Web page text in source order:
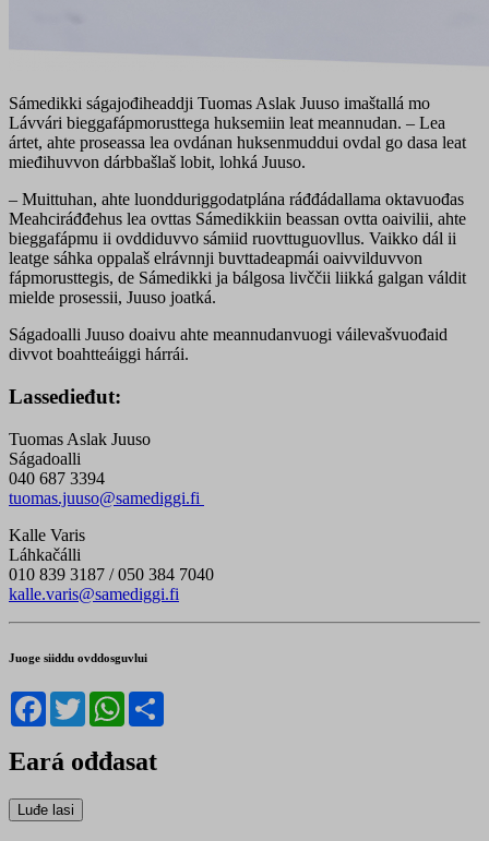
Sámedikki ságajođiheaddji Tuomas Aslak Juuso imaštallá mo
Lávvári bieggafápmorusttega huksemiin leat meannudan. – Lea
ártet, ahte proseassa lea ovdánan huksenmuddui ovdal go dasa leat
mieđihuvvon dárbbašlaš lobit, lohká Juuso.
– Muittuhan, ahte luondduriggodatplána ráđđádallama oktavuođas
Meahciráđđehus lea ovttas Sámedikkiin beassan ovtta oaivilii, ahte
bieggafápmu ii ovddiduvvo sámiid ruovttuguovllus. Vaikko dál ii
leatge sáhka oppalaš elrávnnji buvttadeapmái oaivvilduvvon
fápmorusttegis, de Sámedikki ja bálgosa livččii liikká galgan váldit
mielde prosessii, Juuso joatká.
Ságadoalli Juuso doaivu ahte meannudanvuogi váilevašvuođaid
divvot boahtteáiggi hárrái.
Lassedieđut:
Tuomas Aslak Juuso
Ságadoalli
040 687 3394
tuomas.juuso@samediggi.fi
Kalle Varis
Láhkačálli
010 839 3187 / 050 384 7040
kalle.varis@samediggi.fi
Juoge siiddu ovddosguvlui
Facebook
TwitterWhatsApp
Eará ođđasat